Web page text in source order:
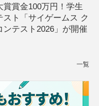
賞賞金100万円！学生
スト「サイゲームス ク
ンテスト2026」が開催
一覧